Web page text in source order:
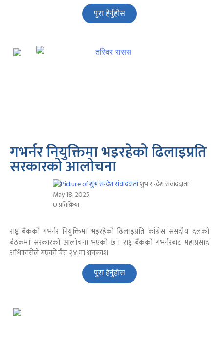
पुरा हेर्नुहोस
गभर्नर नियुक्तिमा भइरहेको ढिलाइप्रति
सरकारको आलोचना
शुभ सन्देश संवाददाता
May 18, 2025
0 प्रतिक्रिया
राष्ट्र बैंकको गभर्नर नियुक्तिमा भइरहेको ढिलाइप्रति कांग्रेस संसदीय दलको
बैठकमा सरकारको आलोचना भएको छ । राष्ट्र बैंकको गभर्नरबाट महाप्रसाद
अधिकारीले गएको चैत २४ मा अवकाश
पुरा हेर्नुहोस